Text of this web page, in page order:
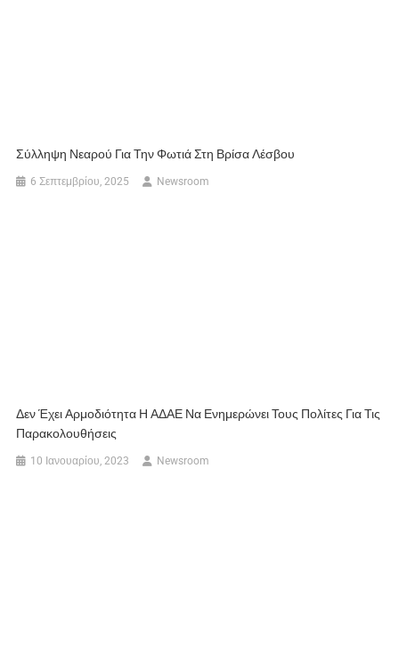
Σύλληψη Νεαρού Για Την Φωτιά Στη Βρίσα Λέσβου
6 Σεπτεμβρίου, 2025 Newsroom
Δεν Έχει Αρμοδιότητα Η ΑΔΑΕ Να Ενημερώνει Τους Πολίτες Για Τις
Παρακολουθήσεις
10 Ιανουαρίου, 2023 Newsroom